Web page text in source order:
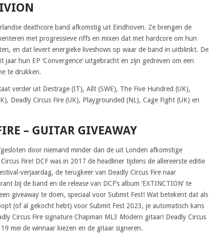
deathcore band afkomstig uit Eindhoven. Ze brengen de
met progressieve riffs en mixen dat met hardcore om hun
en dat levert energieke liveshows op waar de band in uitblinkt. De
hun EP ‘Convergence’ uitgebracht en zijn gedreven om een
te drukken.
verder uit Destrage (IT), Allt (SWE), The Five Hundred (UK),
Deadly Circus Fire (UK), Playgrounded (NL), Cage Fight (UK) en
– GUITAR GIVEAWAY
door niemand minder dan de uit Londen afkomstige
Fire! DCF was in 2017 de headliner tijdens de allereerste editie
verjaardag, de terugkeer van Deadly Circus Fire naar
bij de band en de release van DCF’s album ‘EXTINCTION’ te
giveaway te doen, speciaal voor Submit Fest! Wat betekent dat als
(of al gekocht hebt) voor Submit Fest 2023, je automatisch kans
Circus Fire signature Chapman ML3 Modern gitaar! Deadly Circus
mei de winnaar kiezen en de gitaar signeren.